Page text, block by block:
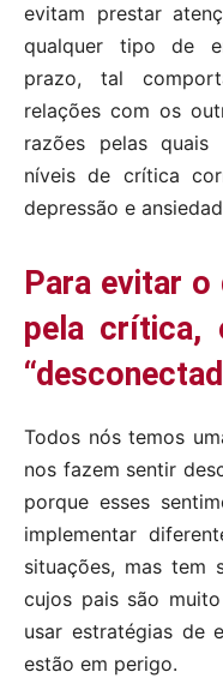
evitam prestar
qualquer tipo de
prazo, tal
relações com os
razões pelas
níveis de crítica
depressão e
Para evitar
pela crítica,
Todos nós temos
nos fazem sentir
porque esses
implementar
situações, mas tem
cujos pais são
usar estratégias de
estão em perigo.